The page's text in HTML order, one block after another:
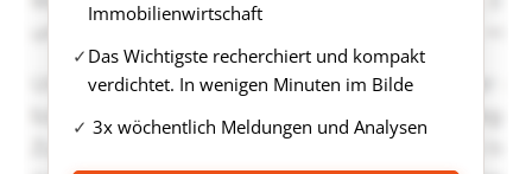
Immobilienwirtschaft
Das Wichtigste recherchiert und kompakt
verdichtet. In wenigen Minuten im Bilde
3x wöchentlich Meldungen und Analysen